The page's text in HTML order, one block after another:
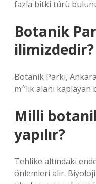
fazla bitki türü
Botanik
ilimizdedir?
Botanik Parkı,
m²’lik alanı kaplayan
Milli
yapılır?
Tehlike altındaki
önlemleri alır.